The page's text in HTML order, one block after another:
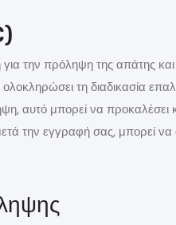
την πρόληψη της απάτης
τη διαδικασία
αυτό μπορεί να προκαλέσει
την εγγραφή σας, μπορεί να